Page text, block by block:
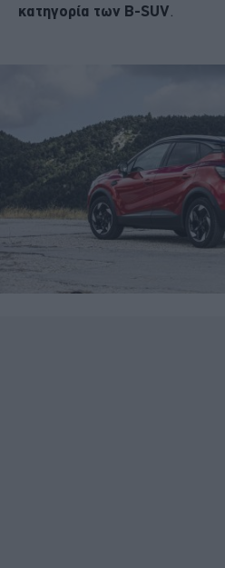
κατηγορία των B-SUV